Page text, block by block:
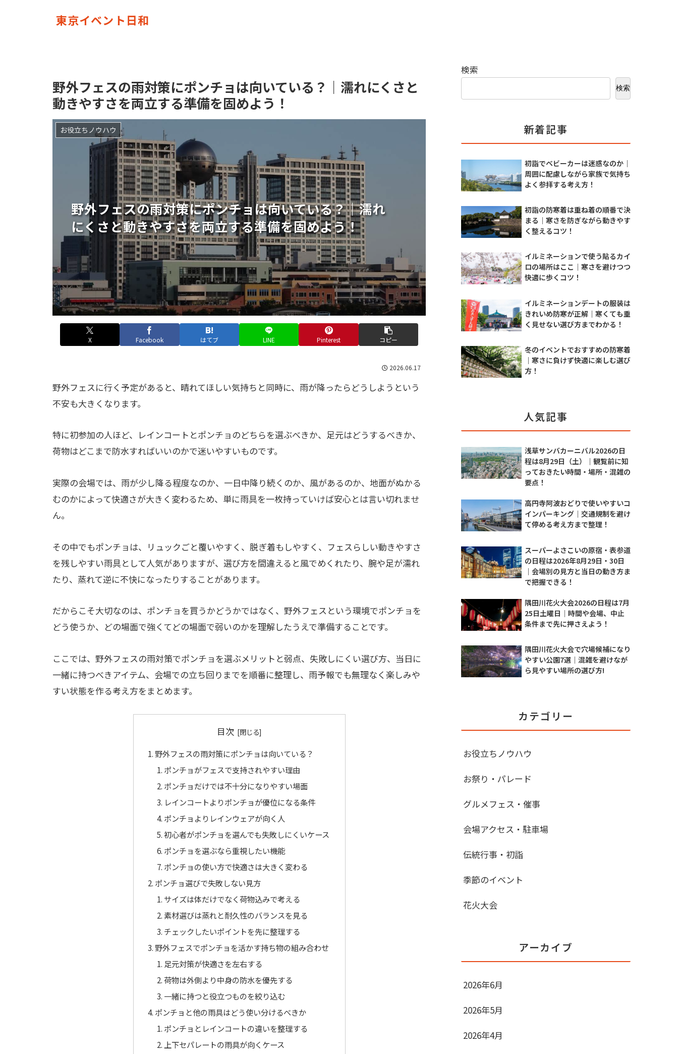
東京イベント日和
野外フェスの雨対策にポンチョは向いている？｜濡れにくさと
動きやすさを両立する準備を固めよう！
野外フェスの雨対策にポンチョは向いている？｜濡れ
にくさと動きやすさを両立する準備を固めよう！
お役立ちノウハウ
X Facebook はてブ LINE Pinterest コピー
2026.06.17
野外フェスに行く予定があると、晴れてほしい気持ちと同時に、雨が降ったらどうしようという
不安も大きくなります。
特に初参加の人ほど、レインコートとポンチョのどちらを選ぶべきか、足元はどうするべきか、
荷物はどこまで防水すればいいのかで迷いやすいものです。
実際の会場では、雨が少し降る程度なのか、一日中降り続くのか、風があるのか、地面がぬかる
むのかによって快適さが大きく変わるため、単に雨具を一枚持っていけば安心とは言い切れませ
ん。
その中でもポンチョは、リュックごと覆いやすく、脱ぎ着もしやすく、フェスらしい動きやすさ
を残しやすい雨具として人気がありますが、選び方を間違えると風でめくれたり、腕や足が濡れ
たり、蒸れて逆に不快になったりすることがあります。
だからこそ大切なのは、ポンチョを買うかどうかではなく、野外フェスという環境でポンチョを
どう使うか、どの場面で強くてどの場面で弱いのかを理解したうえで準備することです。
ここでは、野外フェスの雨対策でポンチョを選ぶメリットと弱点、失敗しにくい選び方、当日に
一緒に持つべきアイテム、会場での立ち回りまでを順番に整理し、雨予報でも無理なく楽しみや
すい状態を作る考え方をまとめます。
目次
野外フェスの雨対策にポンチョは向いている？
ポンチョがフェスで支持されやすい理由
ポンチョだけでは不十分になりやすい場面
レインコートよりポンチョが優位になる条件
ポンチョよりレインウェアが向く人
初心者がポンチョを選んでも失敗しにくいケース
ポンチョを選ぶなら重視したい機能
ポンチョの使い方で快適さは大きく変わる
ポンチョ選びで失敗しない見方
サイズは体だけでなく荷物込みで考える
素材選びは蒸れと耐久性のバランスを見る
チェックしたいポイントを先に整理する
野外フェスでポンチョを活かす持ち物の組み合わせ
足元対策が快適さを左右する
荷物は外側より中身の防水を優先する
一緒に持つと役立つものを絞り込む
ポンチョと他の雨具はどう使い分けるべきか
ポンチョとレインコートの違いを整理する
上下セパレートの雨具が向くケース
検索
検索
新着記事
初詣でベビーカーは迷惑なのか｜
周囲に配慮しながら家族で気持ち
よく参拝する考え方！
初詣の防寒着は重ね着の順番で決
まる｜寒さを防ぎながら動きやす
く整えるコツ！
イルミネーションで使う貼るカイ
ロの場所はここ｜寒さを避けつつ
快適に歩くコツ！
イルミネーションデートの服装は
きれいめ防寒が正解｜寒くても重
く見せない選び方までわかる！
冬のイベントでおすすめの防寒着
｜寒さに負けず快適に楽しむ選び
方！
人気記事
浅草サンバカーニバル2026の日
程は8月29日（土）｜観覧前に知
っておきたい時間・場所・混雑の
要点！
高円寺阿波おどりで使いやすいコ
インパーキング｜交通規制を避け
て停める考え方まで整理！
スーパーよさこいの原宿・表参道
の日程は2026年8月29日・30日
｜会場別の見方と当日の動き方ま
で把握できる！
隅田川花火大会2026の日程は7月
25日土曜日｜時間や会場、中止
条件まで先に押さえよう！
隅田川花火大会で穴場候補になり
やすい公園7選｜混雑を避けなが
ら見やすい場所の選び方!
カテゴリー
お役立ちノウハウ
お祭り・パレード
グルメフェス・催事
会場アクセス・駐車場
伝統行事・初詣
季節のイベント
花火大会
アーカイブ
2026年6月
2026年5月
2026年4月